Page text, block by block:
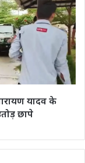
यादव के
छापे